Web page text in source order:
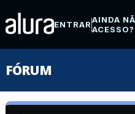
ENTRARAINDA
ACESSO?
FÓRUM